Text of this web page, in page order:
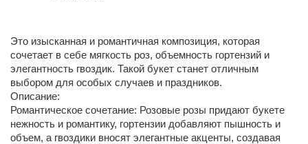
Это изысканная и романтичная композиция, которая
сочетает в себе мягкость роз, объемность гортензий и
элегантность гвоздик. Такой букет станет отличным
выбором для особых случаев и праздников.
Описание:
Романтическое сочетание: Розовые розы придают букете
нежность и романтику, гортензии добавляют пышность и
объем, а гвоздики вносят элегантные акценты, создавая